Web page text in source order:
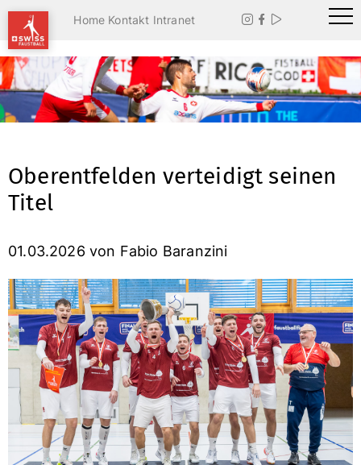
Home Kontakt Intranet   
Oberentfelden verteidigt seinen
Titel
01.03.2026 von Fabio Baranzini